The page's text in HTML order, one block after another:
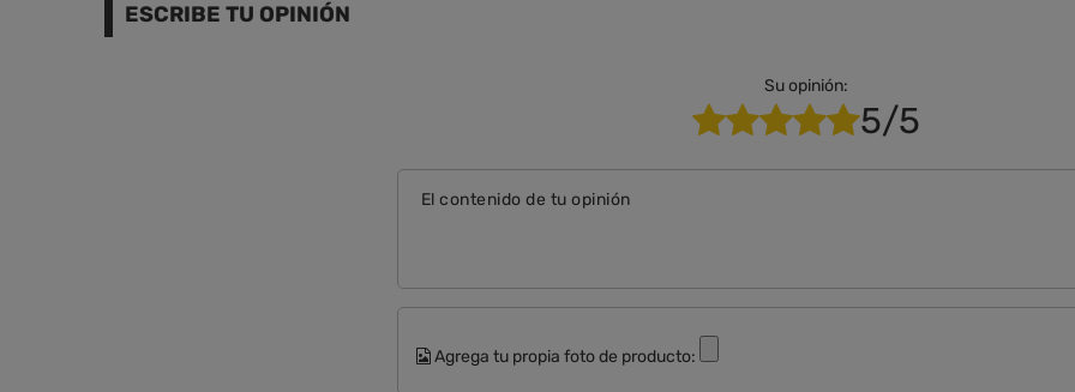
ESCRIBE TU OPINIÓN
Su opinión:
5/5
El contenido de tu opinión
Agrega tu propia foto de producto: